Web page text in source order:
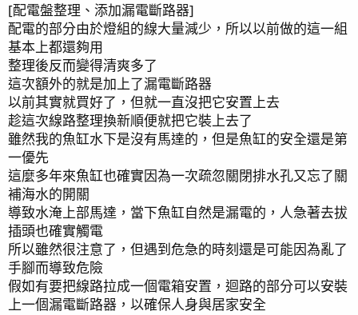
[配電盤整理、添加漏電斷路器]
配電的部分由於燈組的線大量減少，所以以前做的這一組
基本上都還夠用
整理後反而變得清爽多了
這次額外的就是加上了漏電斷路器
以前其實就買好了，但就一直沒把它安置上去
趁這次線路整理換新順便就把它裝上去了
雖然我的魚缸水下是沒有馬達的，但是魚缸的安全還是第
一優先
這麼多年來魚缸也確實因為一次疏忽關閉排水孔又忘了關
補海水的開關
導致水淹上部馬達，當下魚缸自然是漏電的，人急著去拔
插頭也確實觸電
所以雖然很注意了，但遇到危急的時刻還是可能因為亂了
手腳而導致危險
假如有要把線路拉成一個電箱安置，迴路的部分可以安裝
上一個漏電斷路器，以確保人身與居家安全